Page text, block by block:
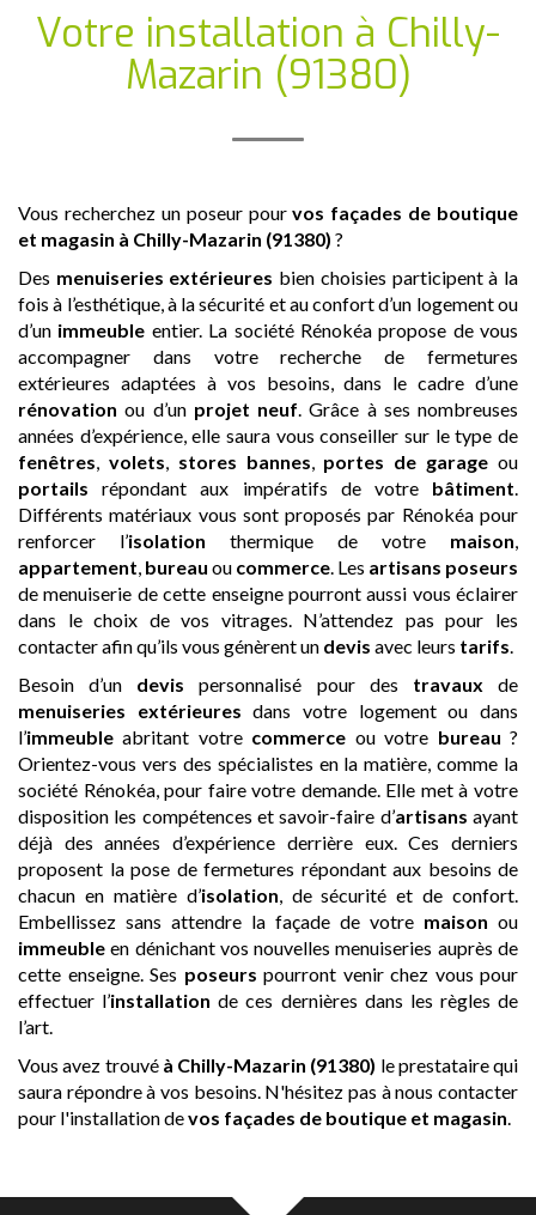
Votre installation à Chilly-
Mazarin (91380)
Vous recherchez un poseur pourvos façades de boutique
et magasin à Chilly-Mazarin (91380) ?
Des menuiseries extérieures bien choisies participent à la
fois à l’esthétique, à la sécurité et au confort d’un logement ou
d’un immeuble entier. La société Rénokéa propose de vous
accompagner dans votre recherche de fermetures
extérieures adaptées à vos besoins, dans le cadre d’une
rénovation ou d’un projet neuf. Grâce à ses nombreuses
années d’expérience, elle saura vous conseiller sur le type de
fenêtres, volets, stores bannes, portes de garage ou
portails répondant aux impératifs de votre bâtiment.
Différents matériaux vous sont proposés par Rénokéa pour
renforcer l’isolation thermique de votre maison,
appartement, bureau ou commerce. Les artisans poseurs
de menuiserie de cette enseigne pourront aussi vous éclairer
dans le choix de vos vitrages. N’attendez pas pour les
contacter afin qu’ils vous génèrent un devis avec leurs tarifs.
Besoin d’un devis personnalisé pour des travaux de
menuiseries extérieures dans votre logement ou dans
l’immeuble abritant votre commerce ou votre bureau ?
Orientez-vous vers des spécialistes en la matière, comme la
société Rénokéa, pour faire votre demande. Elle met à votre
disposition les compétences et savoir-faire d’artisans ayant
déjà des années d’expérience derrière eux. Ces derniers
proposent la pose de fermetures répondant aux besoins de
chacun en matière d’isolation, de sécurité et de confort.
Embellissez sans attendre la façade de votre maison ou
immeuble en dénichant vos nouvelles menuiseries auprès de
cette enseigne. Ses poseurs pourront venir chez vous pour
effectuer l’installation de ces dernières dans les règles de
l’art.
Vous avez trouvé à Chilly-Mazarin (91380) le prestataire qui
saura répondre à vos besoins. N'hésitez pas à nous contacter
pour l'installation devos façades de boutique et magasin.